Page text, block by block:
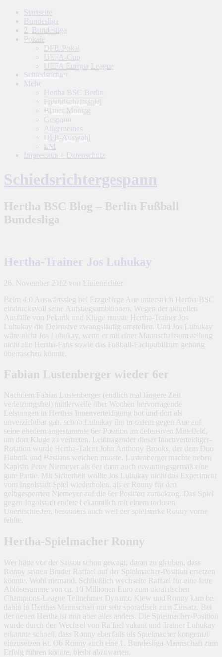
Startseite
Bundesliga
2. Bundesliga
Pokale
DFB-Pokal
UEFA-Cup
UEFA Europa League
Schiedsrichter
Mehr
Hertha BSC Berlin
Freundschaftsspiel
Blauer Montag
Gespann
Allgemeines
DFB-Auswahl
EM
Impressum + Datenschutz
Schiedsrichtergespann
Hertha BSC Blog – Berlin Fußball
Bundesliga
Hertha-Trainer Jos Luhukay
26. November 2012
von Linienrichter
Beim 4:0 Auswärtssieg bei Erzgebirge Aue unterstrich Hertha BSC
eindrucksvoll seine Aufstiegsambitionen. Wegen der aktuellen
Ausfälle von Pekarik und Kluge musste Hertha-Trainer Jos
Luhukay die Defensive zwangsläufig umstellen. Und Jos Luhukay
wäre nicht Jos Luhukay, wenn er mit einer Mannschaftsumstellung
nicht alle Hertha-Fans sowie das Fußball-Fachpublikum gehörig
überraschen könnte.
Fabian Lustenberger wieder 6er
Nachdem Fabian Lustenberger (endlich mal längere Zeit
verletzungsfrei) mittlerweile über Wochen hervorragende
Leistungen in Herthas Innenverteidigung bot und dort als
unverzichtbar galt, schob Luhukay ihn trotzdem gegen Aue auf
seine ehedem angestammte 6er Position im defensiven Mittelfeld,
um dort Kluge zu vertreten. Leidtragender dieser Innenverteidiger-
Rotation wurde Hertha-Talent John Anthony Brooks, der dem Duo
Hubnik und Bastians weichen musste. Lustenberger machte neben
Kapitän Peter Niemeyer als 6er dann auch erwartungsgemäß eine
gute Partie. Mit Sicherheit wollte Jos Luhukay nicht das Experiment
vom Ingolstadt Spiel wiederholen, als er Ronny für den
gelbgesperrten Niemeyer auf die 6er Position zurückzog. Das Spiel
gegen Ingolstadt endete bekanntlich mit einem torlosen
Unentschieden, besonders auch weil der spielstarke Ronny vorne
fehlte.
Hertha-Spielmacher Ronny
Wer hätte vor der Saison schon gewagt, daran zu glauben, dass
Ronny seinen Bruder Raffael auf der Spielmacher-Position ersetzen
könnte. Wohl niemand. Schließlich wechselte Raffael für eine fette
Ablösesumme von ca. 10 Millionen Euro zum ukrainischen
Champions-League Teilnehmer Dynamo Kiew und Ronny kam bis
dahin in Herthas Mannschaft nur sehr sporadisch zum Einsatz. Bei
der neuen Hertha ist nun aber alles anders. Die Spielmacher-Position
wurde durch den Wechsel von Raffael vakant und Trainer Luhukay
erkannte schnell, dass Ronny ebenfalls als Spielmacher kongenial
einzusetzen ist. Ob Ronny auch eine 1. Bundesliga-Mannschaft zum
Erfolg führen könnte, bleibt abzuwarten.